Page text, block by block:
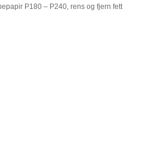
P180 – P240, rens og fjern fett